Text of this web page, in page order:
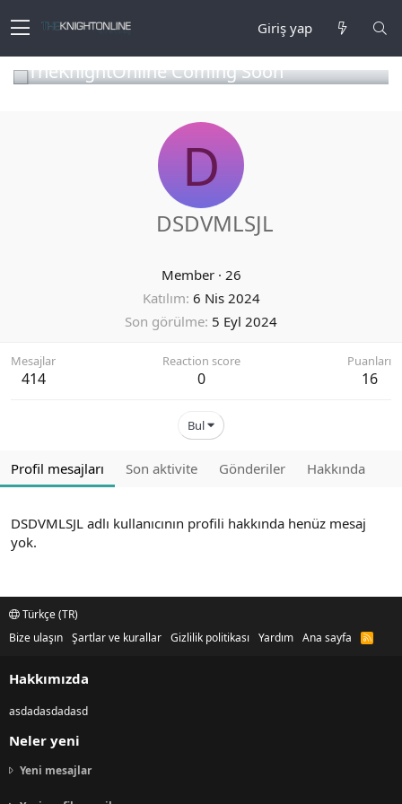
Giriş yap
TheKnightOnline Coming Soon
D
DSDVMLSJL
Member · 26
Katılım 6 Nis 2024
Son görülme 5 Eyl 2024
Mesajlar
414
Reaction score
0
Puanları
16
Bul
Profil mesajları Son aktivite Gönderiler Hakkında
DSDVMLSJL adlı kullanıcının profili hakkında henüz mesaj
yok.
Türkçe (TR)
Bize ulaşın Şartlar ve kurallar Gizlilik politikası Yardım Ana sayfa
R
Hakkımızda
asdadasdadasd
Neler yeni
Yeni mesajlar